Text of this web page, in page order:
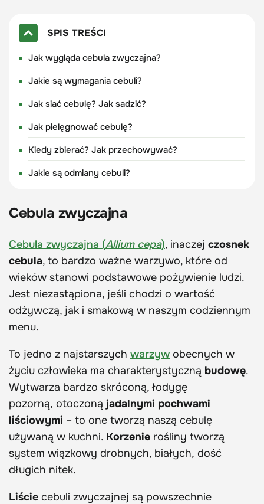
SPIS TREŚCI
Jak wygląda cebula zwyczajna?
Jakie są wymagania cebuli?
Jak siać cebulę? Jak sadzić?
Jak pielęgnować cebulę?
Kiedy zbierać? Jak przechowywać?
Jakie są odmiany cebuli?
Cebula zwyczajna
Cebula zwyczajna (Allium cepa), inaczej czosnek
cebula, to bardzo ważne warzywo, które od
wieków stanowi podstawowe pożywienie ludzi.
Jest niezastąpiona, jeśli chodzi o wartość
odżywczą, jak i smakową w naszym codziennym
menu.
To jedno z najstarszych warzyw obecnych w
życiu człowieka ma charakterystyczną budowę.
Wytwarza bardzo skróconą, łodygę
pozorną, otoczoną jadalnymi pochwami
liściowymi – to one tworzą naszą cebulę
używaną w kuchni. Korzenie rośliny tworzą
system wiązkowy drobnych, białych, dość
długich nitek.
Liście cebuli zwyczajnej są powszechnie